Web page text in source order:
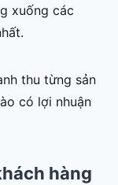
xuống các
thu từng sản
có lợi nhuận
hàng